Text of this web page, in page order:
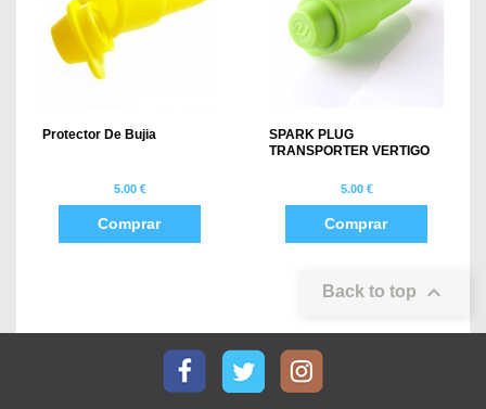
Protector De Bujia
5.00 €
Comprar
SPARK PLUG
TRANSPORTER VERTIGO
5.00 €
Comprar
Back to top 
FacebookTwitter